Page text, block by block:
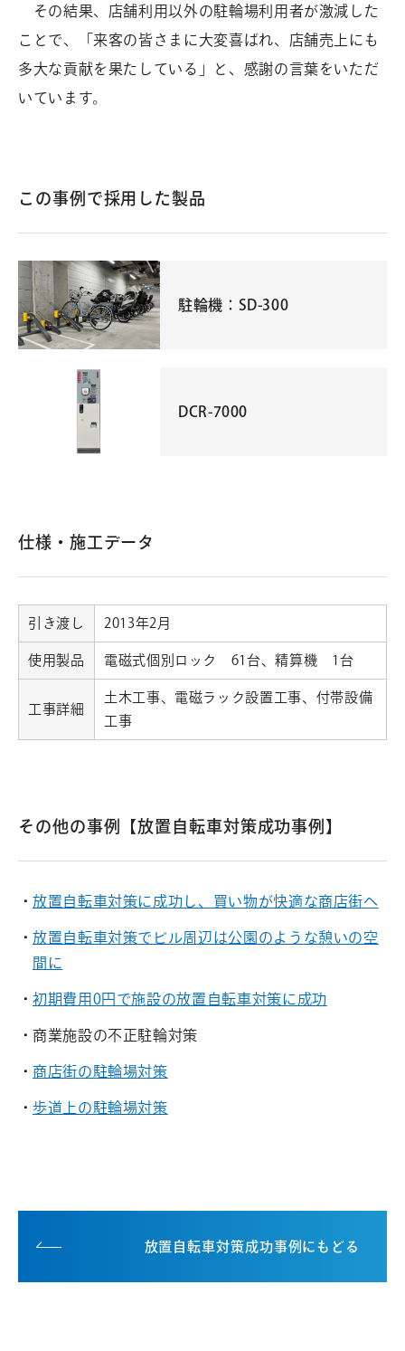
その結果、店舗利用以外の駐輪場利用者が激減した
ことで、「来客の皆さまに大変喜ばれ、店舗売上にも
多大な貢献を果たしている」と、感謝の言葉をいただ
いています。
この事例で採用した製品
駐輪機：SD-300
DCR-7000
仕様・施工データ
引き渡し 2013年2月
使用製品 電磁式個別ロック 61台、精算機 1台
工事詳細
土木工事、電磁ラック設置工事、付帯設備
工事
その他の事例【放置自転車対策成功事例】
放置自転車対策に成功し、買い物が快適な商店街へ
放置自転車対策でビル周辺は公園のような憩いの空
間に
初期費用0円で施設の放置自転車対策に成功
商業施設の不正駐輪対策
商店街の駐輪場対策
歩道上の駐輪場対策
放置自転車対策成功事例にもどる